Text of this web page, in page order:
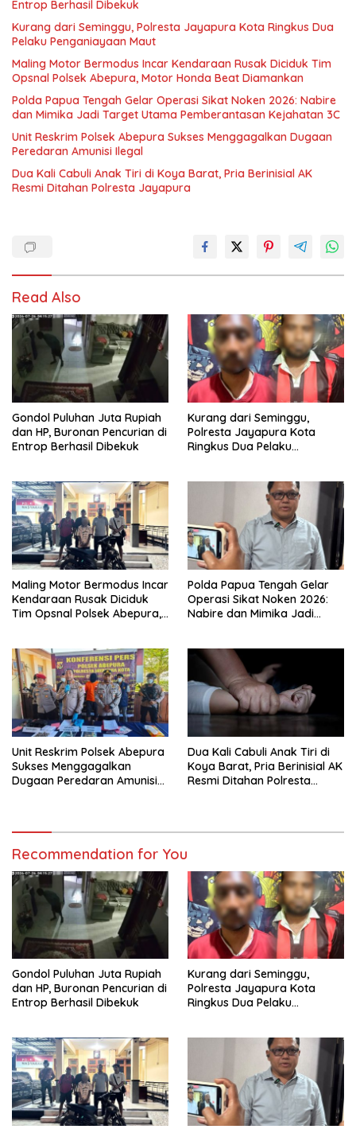
Entrop Berhasil Dibekuk
Kurang dari Seminggu, Polresta Jayapura Kota Ringkus Dua
Pelaku Penganiayaan Maut
Maling Motor Bermodus Incar Kendaraan Rusak Diciduk Tim
Opsnal Polsek Abepura, Motor Honda Beat Diamankan
Polda Papua Tengah Gelar Operasi Sikat Noken 2026: Nabire
dan Mimika Jadi Target Utama Pemberantasan Kejahatan 3C
Unit Reskrim Polsek Abepura Sukses Menggagalkan Dugaan
Peredaran Amunisi Ilegal
Dua Kali Cabuli Anak Tiri di Koya Barat, Pria Berinisial AK
Resmi Ditahan Polresta Jayapura
Read Also
Gondol Puluhan Juta Rupiah
dan HP, Buronan Pencurian di
Entrop Berhasil Dibekuk
Kurang dari Seminggu,
Polresta Jayapura Kota
Ringkus Dua Pelaku
Maling Motor Bermodus Incar
Kendaraan Rusak Diciduk
Tim Opsnal Polsek Abepura,
Polda Papua Tengah Gelar
Operasi Sikat Noken 2026:
Nabire dan Mimika Jadi
Unit Reskrim Polsek Abepura
Sukses Menggagalkan
Dugaan Peredaran Amunisi
Dua Kali Cabuli Anak Tiri di
Koya Barat, Pria Berinisial AK
Resmi Ditahan Polresta
Recommendation for You
Gondol Puluhan Juta Rupiah
dan HP, Buronan Pencurian di
Entrop Berhasil Dibekuk
Kurang dari Seminggu,
Polresta Jayapura Kota
Ringkus Dua Pelaku